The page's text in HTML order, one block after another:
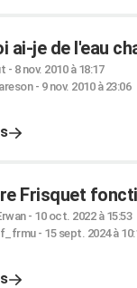
ai-je de l'eau
- 8 nov. 2010 à 18:17
- 9 nov. 2010 à 23:06
Frisquet
- 10 oct. 2022 à 15:53
- 15 sept. 2024 à